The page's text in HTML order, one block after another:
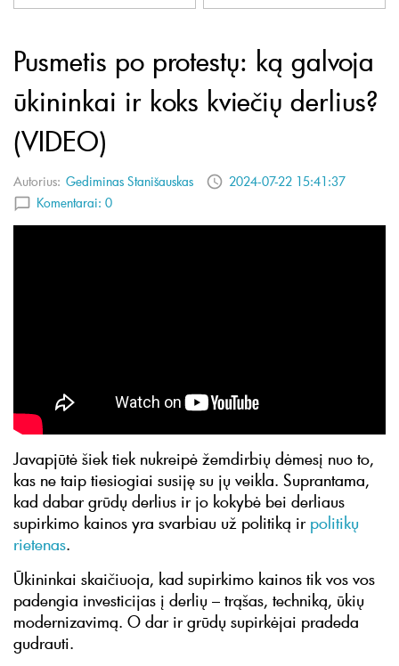
Pusmetis po protestų: ką galvoja
ūkininkai ir koks kviečių derlius?
(VIDEO)
Autorius: Gediminas Stanišauskas
2024-07-22 15:41:37
Komentarai: 0
Javapjūtė šiek tiek nukreipė žemdirbių dėmesį nuo to,
kas ne taip tiesiogiai susiję su jų veikla. Suprantama,
kad dabar grūdų derlius ir jo kokybė bei derliaus
supirkimo kainos yra svarbiau už politiką ir politikų
rietenas.
Ūkininkai skaičiuoja, kad supirkimo kainos tik vos vos
padengia investicijas į derlių – trąšas, techniką, ūkių
modernizavimą. O dar ir grūdų supirkėjai pradeda
gudrauti.